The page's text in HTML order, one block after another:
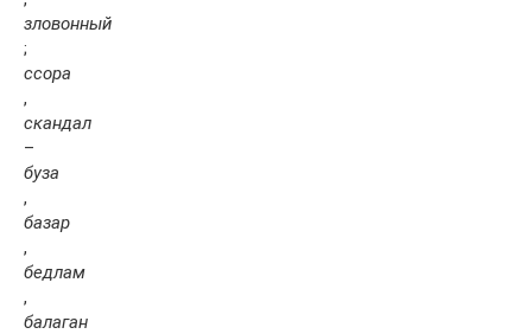
зловонный
;
ссора
,
скандал
–
буза
,
базар
,
бедлам
,
балаган